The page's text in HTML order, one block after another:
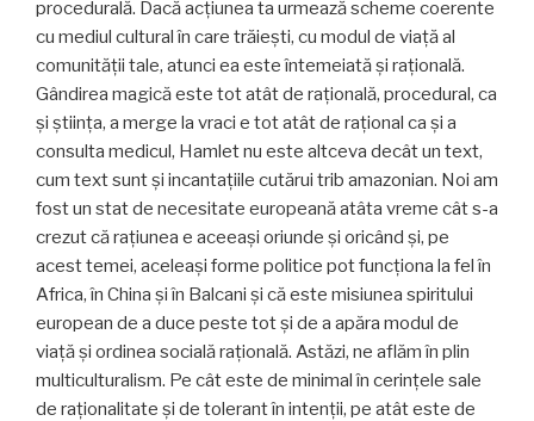
procedurală. Dacă acțiunea ta urmează scheme coerente
cu mediul cultural în care trăiești, cu modul de viață al
comunității tale, atunci ea este înte­meiată și rațională.
Gândirea magică este tot atât de rațională, procedural, ca
și știința, a merge la vraci e tot atât de rațional ca și a
consulta medicul, Hamlet nu este altceva decât un text,
cum text sunt și incantațiile cutărui trib amazonian. Noi am
fost un stat de necesitate euro­peană atâta vreme cât s-a
crezut că rațiunea e aceeași oriunde și oricând și, pe
acest temei, aceleași forme politice pot funcționa la fel în
Africa, în China și în Balcani și că este misiunea spiritului
european de a duce peste tot și de a apăra modul de
viață și ordinea socială rațională. Astăzi, ne aflăm în plin
multiculturalism. Pe cât este de minimal în cerințele sale
de rațio­nalitate și de tolerant în intenții, pe atât este de